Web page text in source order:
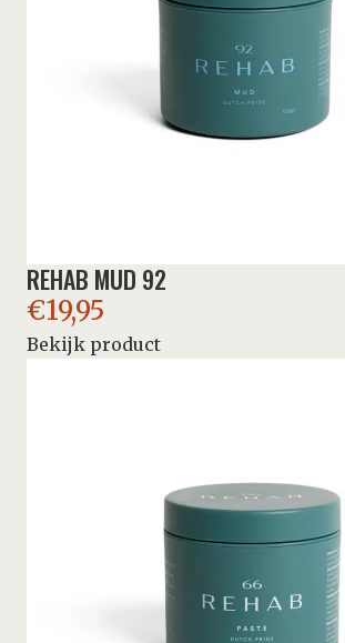
REHAB MUD 92
€19,95
Bekijk product